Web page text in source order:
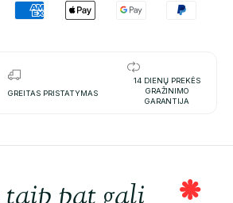
GREITAS PRISTATYMAS
14 DIENŲ PREKĖS
GRAŽINIMO
GARANTIJA